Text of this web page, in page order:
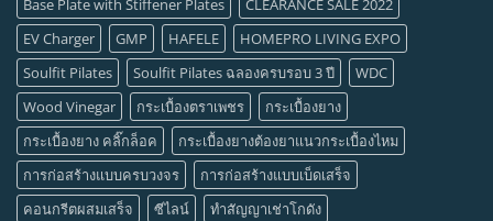
Base Plate with Stiffener Plates
CLEARANCE SALE 2022
EV Charger
GMP HAFELE
HOMEPRO LIVING EXPO
Soulfit Pilates
Soulfit Pilates ฉลองครบรอบ 3 ปี
WDC
Wood Vinegar
กระเบื้องตราเพชร
กระเบื้องยาง
กระเบื้องยาง คลิ๊กล็อค
กระเบื้องยางต้องยาแนวกระเบื้องไหม
การก่อสร้างแบบครบวงจร
การก่อสร้างแบบเบ็ดเสร็จ
คอนกรีตผสมเสร็จ
ซีไลน์
ทำสัญญาเช่าโกดัง